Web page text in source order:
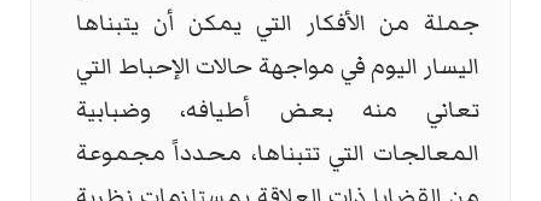
جملة من الأفكار التي يمكن أن يتبناها
اليسار اليوم في مواجهة حالات الإحباط التي
تعاني منه بعض أطيافه، وضبابية
المعالجات التي تتبناها، محدداً مجموعة